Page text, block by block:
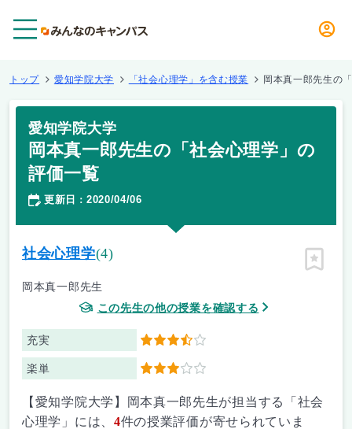
トップ 愛知学院大学 「社会心理学」を含む授業 岡本真一郎先生の
愛知学院大学
岡本真一郎先生の「社会心理学」の
評価一覧
更新日 ： 2020/04/06
社会心理学(4)
岡本真一郎先生
この先生の他の授業を確認する
充実 3.5
楽単 3
ピン留
【愛知学院大学】岡本真一郎先生が担当する「社会
心理学」には、 4件の授業評価が寄せられていま